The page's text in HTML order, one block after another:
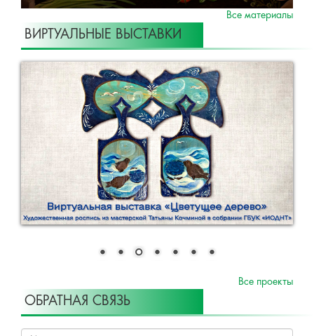
Все материалы
ВИРТУАЛЬНЫЕ ВЫСТАВКИ
Все проекты
ОБРАТНАЯ СВЯЗЬ